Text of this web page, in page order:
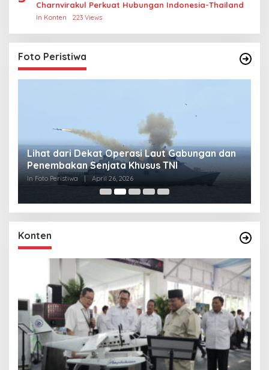
Charnvirakul Perkuat Hubungan Indonesia-Thailand
In Konten 223 Views
Foto Peristiwa
Lihat dari Dekat Operasi Laut Gabungan dan
Penembakan Senjata Khusus TNI
In Foto Peristiwa April 26, 2026
Konten